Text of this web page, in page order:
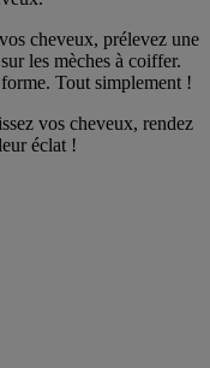
cheveux, prélevez une
les mèches à coiffer.
Tout simplement !
vos cheveux, rendez
éclat !